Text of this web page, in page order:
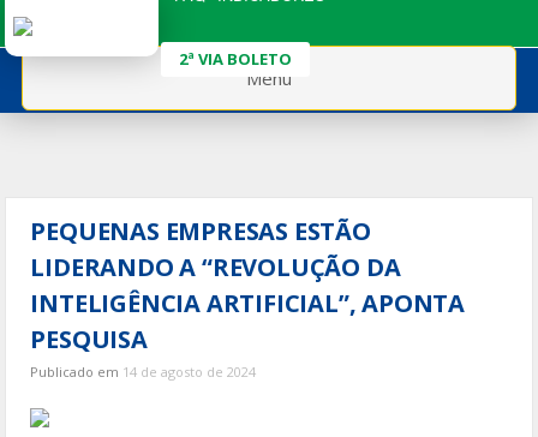
para
2ª VIA BOLETO
Menu
PEQUENAS EMPRESAS ESTÃO
LIDERANDO A “REVOLUÇÃO DA
INTELIGÊNCIA ARTIFICIAL”, APONTA
PESQUISA
Publicado em 14 de agosto de 2024